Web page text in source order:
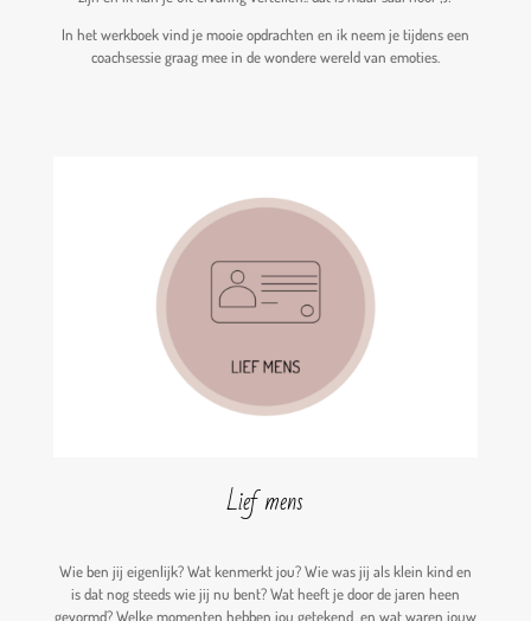
In het werkboek vind je mooie opdrachten en ik neem je tijdens een
coachsessie graag mee in de wondere wereld van emoties.
Lief mens
Wie ben jij eigenlijk? Wat kenmerkt jou? Wie was jij als klein kind en
is dat nog steeds wie jij nu bent? Wat heeft je door de jaren heen
gevormd? Welke momenten hebben jou getekend en wat waren jouw